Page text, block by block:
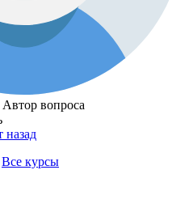
Автор вопроса
назад
Все курсы